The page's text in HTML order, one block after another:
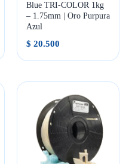
Blue TRI-COLOR 1kg
– 1.75mm | Oro Purpura
Azul
$ 20.500